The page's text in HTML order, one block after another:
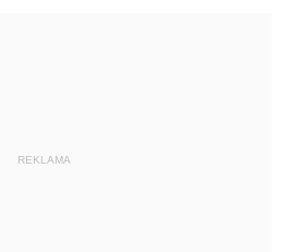
REKLAMA